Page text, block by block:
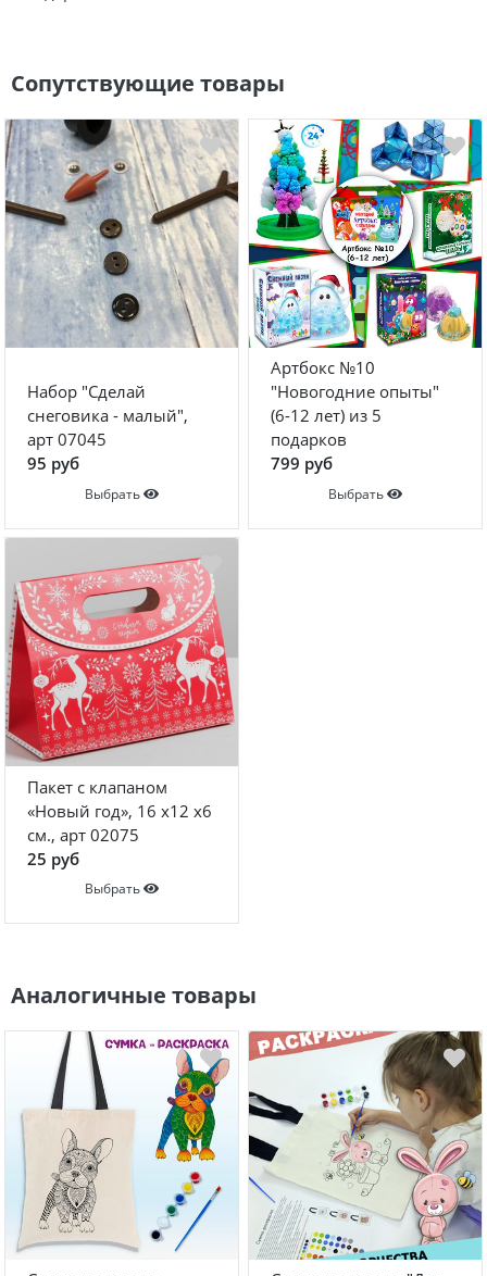
Сопутствующие товары
Набор "Сделай
снеговика - малый",
арт 07045
95 руб
Выбрать
Артбокс №10
"Новогодние опыты"
(6-12 лет) из 5
подарков
799 руб
Выбрать
Пакет с клапаном
«Новый год», 16 х12 х6
см., арт 02075
25 руб
Выбрать
Аналогичные товары